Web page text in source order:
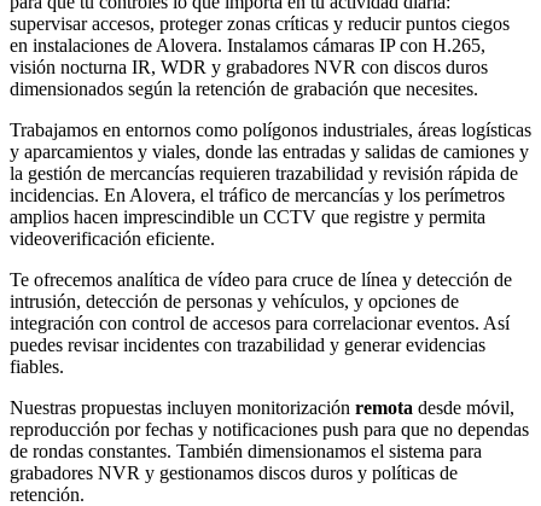
supervisar accesos, proteger zonas críticas y reducir puntos ciegos
en instalaciones de Alovera. Instalamos cámaras IP con H.265,
visión nocturna IR, WDR y grabadores NVR con discos duros
dimensionados según la retención de grabación que necesites.
Trabajamos en entornos como polígonos industriales, áreas logísticas
y aparcamientos y viales, donde las entradas y salidas de camiones y
la gestión de mercancías requieren trazabilidad y revisión rápida de
incidencias. En Alovera, el tráfico de mercancías y los perímetros
amplios hacen imprescindible un CCTV que registre y permita
videoverificación eficiente.
Te ofrecemos analítica de vídeo para cruce de línea y detección de
intrusión, detección de personas y vehículos, y opciones de
integración con control de accesos para correlacionar eventos. Así
puedes revisar incidentes con trazabilidad y generar evidencias
fiables.
Nuestras propuestas incluyen monitorización remota desde móvil,
reproducción por fechas y notificaciones push para que no dependas
de rondas constantes. También dimensionamos el sistema para
grabadores NVR y gestionamos discos duros y políticas de
retención.